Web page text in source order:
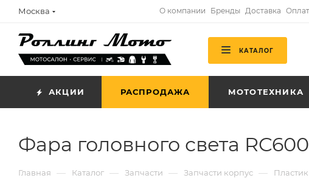
Москва О компании Бренды Доставка
КАТАЛОГ
АКЦИИ РАСПРОДАЖА МОТОТЕХНИКА
Фара головного света RC600
Главная — Каталог — Запчасти — Запчасти корпус — Пластик